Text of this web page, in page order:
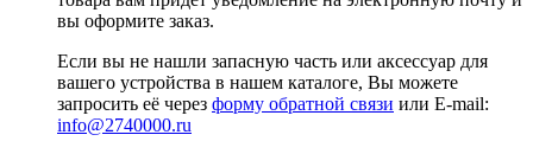
вы оформите заказ.
Если вы не нашли запасную часть или аксессуар для
вашего устройства в нашем каталоге, Вы можете
запросить её через форму обратной связи или E-mail:
info@2740000.ru